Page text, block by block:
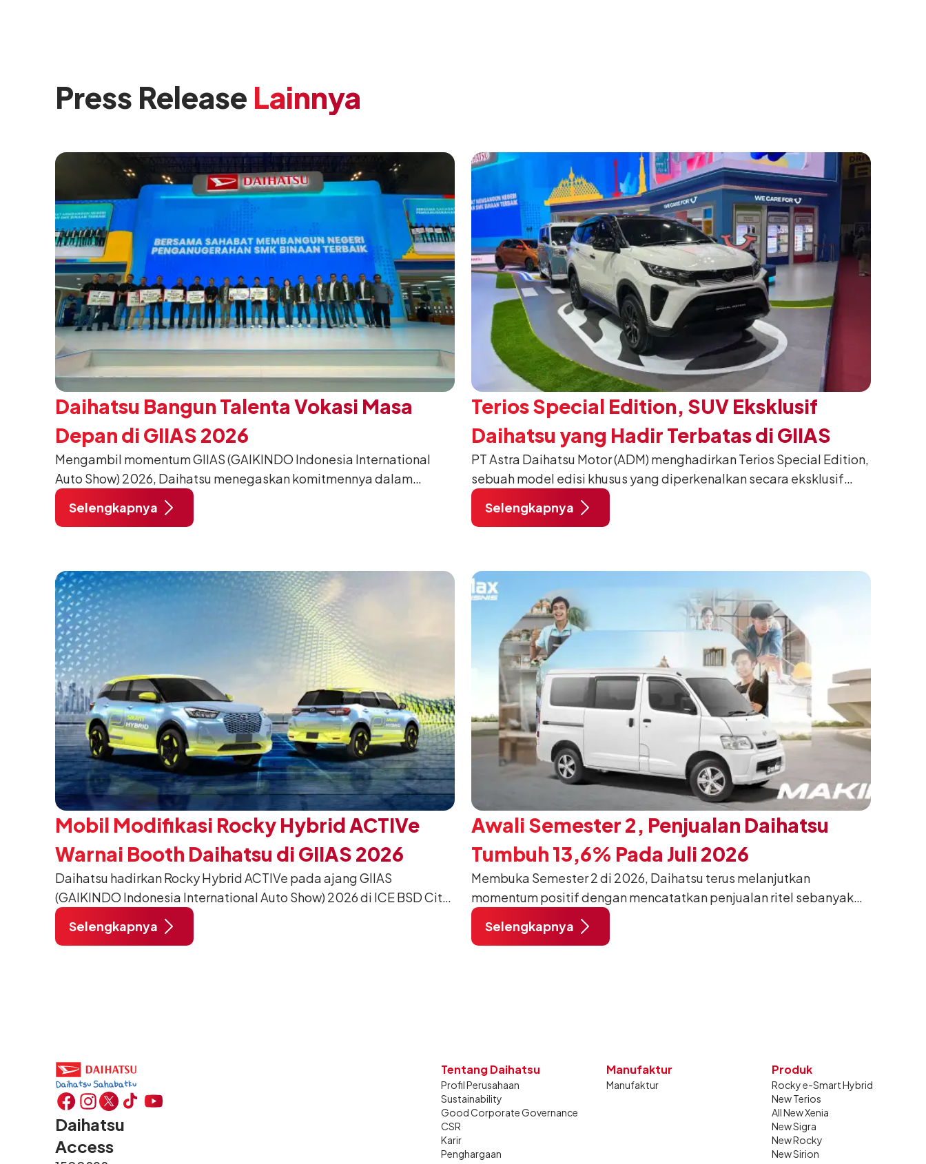
Press Release Lainnya
Daihatsu Bangun Talenta Vokasi Masa
Depan di GIIAS 2026
Mengambil momentum GIIAS (GAIKINDO Indonesia International
Auto Show) 2026, Daihatsu menegaskan komitmennya dalam
meningkatkan kualitas SDM (Sumber Daya Manusia) melalui
pendidikan vokasi bertema “Bersama Sahabat Membangun
pada 5 Agustus 2026.
Selengkapnya
Terios Special Edition, SUV Eksklusif
Daihatsu yang Hadir Terbatas di GIIAS
2026
PT Astra Daihatsu Motor (ADM) menghadirkan Terios Special Edition,
sebuah model edisi khusus yang diperkenalkan secara eksklusif
pada ajang Gaikindo Indonesia International Auto Show (GIIAS) 2026
di ICE BSD City, Tangerang. Dikembangkan dari varian Terios 1.5 X
mengubah karakter tangguh yang telah menjadi ciri khas Terios.
Selengkapnya
Mobil Modifikasi Rocky Hybrid ACTIVe
Warnai Booth Daihatsu di GIIAS 2026
Daihatsu hadirkan Rocky Hybrid ACTIVe pada ajang GIIAS
(GAIKINDO Indonesia International Auto Show) 2026 di ICE BSD City,
Tangerang. Terdapat 2 unit Rocky Hybrid yang dimodifikasi untuk
menghadirkan sarana inspirasi bagi pengunjung mendukung gaya
Selengkapnya
Awali Semester 2, Penjualan Daihatsu
Tumbuh 13,6% Pada Juli 2026
Membuka Semester 2 di 2026, Daihatsu terus melanjutkan
momentum positif dengan mencatatkan penjualan ritel sebanyak
12.750 unit pada Juli 2026. Capaian tersebut tumbuh 13,6%
dibandingkan periode yang sama tahun lalu sebanyak 11.220 unit,
Selengkapnya
Daihatsu
Access
Tentang Daihatsu
Profil Perusahaan
Sustainability
Good Corporate Governance
CSR
Karir
Penghargaan
Manufaktur
Manufaktur
Produk
Rocky e-Smart Hybrid
New Terios
All New Xenia
New Sigra
New Rocky
New Sirion